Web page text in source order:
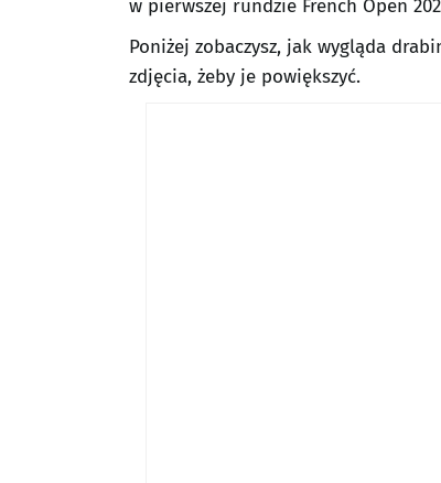
w pierwszej rundzie French Open
Poniżej zobaczysz, jak wygląda
zdjęcia, żeby je powiększyć.